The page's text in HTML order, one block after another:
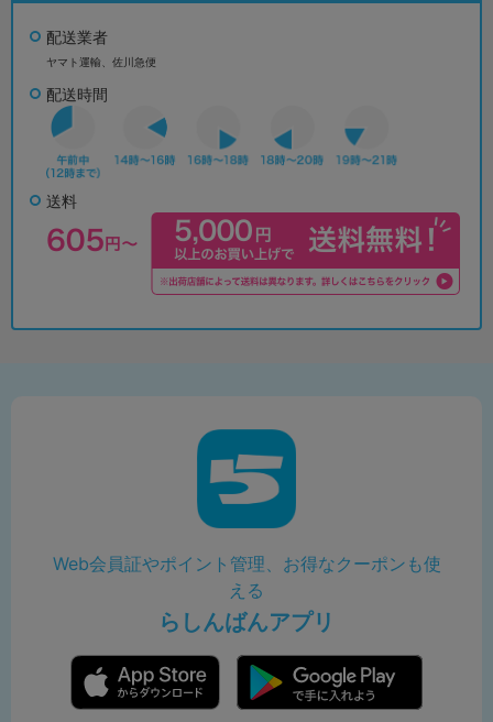
配送業者
ヤマト運輸、佐川急便
配送時間
送料
Web会員証やポイント管理、お得なクーポンも使
える
らしんばんアプリ